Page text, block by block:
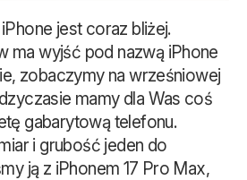
jest coraz bliżej.
ma wyjść pod nazwą iPhone
zobaczymy na wrześniowej
mamy dla Was coś
gabarytową telefonu.
i grubość jeden do
ją z iPhonem 17 Pro Max,